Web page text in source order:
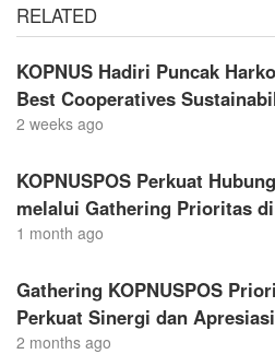
RELATED
KOPNUS Hadiri Puncak
Best Cooperatives
2 weeks ago
KOPNUSPOS Perkuat
melalui Gathering Prioritas
1 month ago
Gathering KOPNUSPOS
Perkuat Sinergi dan
2 months ago